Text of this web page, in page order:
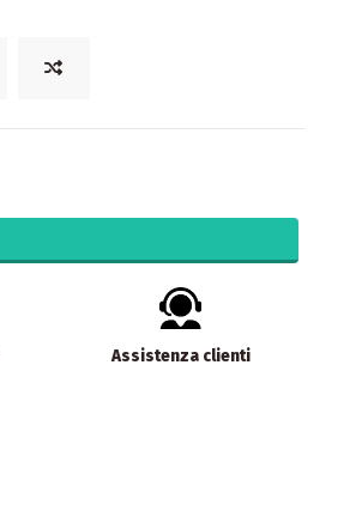
Assistenza clienti